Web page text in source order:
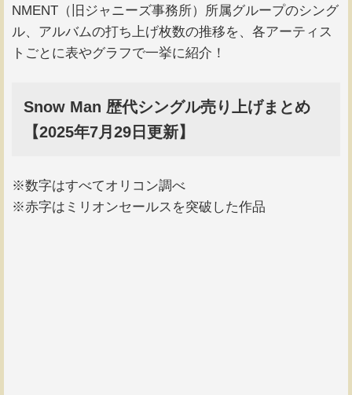
NMENT（旧ジャニーズ事務所）所属グループのシング
ル、アルバムの打ち上げ枚数の推移を、各アーティス
トごとに表やグラフで一挙に紹介！
Snow Man 歴代シングル売り上げまとめ
【2025年7月29日更新】
※数字はすべてオリコン調べ
※赤字はミリオンセールスを突破した作品